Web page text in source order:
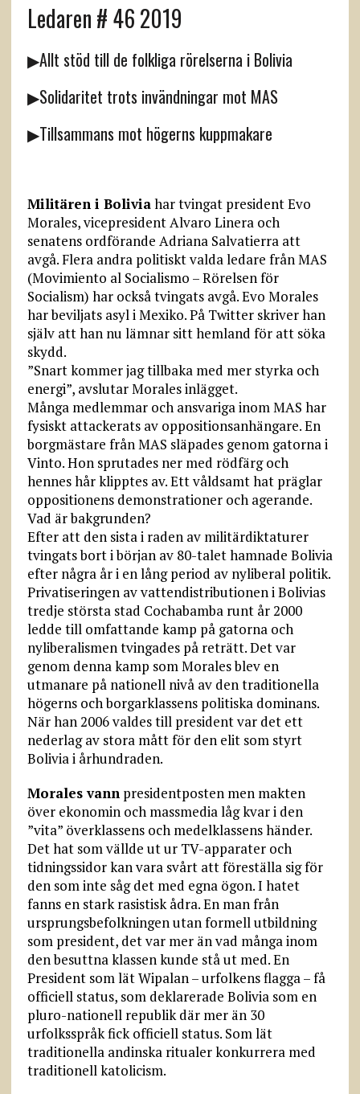
Ledaren # 46 2019
▶Allt stöd till de folkliga rörelserna i Bolivia
▶Solidaritet trots invändningar mot MAS
▶Tillsammans mot högerns kuppmakare
Militären i Boliviahar tvingat president Evo
Morales, vicepresident Alvaro Linera och
senatens ordförande Adriana Salvatierra att
avgå. Flera andra politiskt valda ledare från MAS
(Movimiento al Socialismo – Rörelsen för
Socialism) har också tvingats avgå. Evo Morales
har beviljats asyl i Mexiko. På Twitter skriver han
själv att han nu lämnar sitt hemland för att söka
skydd.
”Snart kommer jag tillbaka med mer styrka och
energi”, avslutar Morales inlägget.
Många medlemmar och ansvariga inom MAS har
fysiskt attackerats av oppositionsanhängare. En
borgmästare från MAS släpades genom gatorna i
Vinto. Hon sprutades ner med rödfärg och
hennes hår klipptes av. Ett våldsamt hat präglar
oppositionens demonstrationer och agerande.
Vad är bakgrunden?
Efter att den sista i raden av militärdiktaturer
tvingats bort i början av 80-talet hamnade Bolivia
efter några år i en lång period av nyliberal politik.
Privatiseringen av vattendistributionen i Bolivias
tredje största stad Cochabamba runt år 2000
ledde till omfattande kamp på gatorna och
nyliberalismen tvingades på reträtt. Det var
genom denna kamp som Morales blev en
utmanare på nationell nivå av den traditionella
högerns och borgarklassens politiska dominans.
När han 2006 valdes till president var det ett
nederlag av stora mått för den elit som styrt
Bolivia i århundraden.
Morales vannpresidentposten men makten
över ekonomin och massmedia låg kvar i den
”vita” överklassens och medelklassens händer.
Det hat som vällde ut ur TV-apparater och
tidningssidor kan vara svårt att föreställa sig för
den som inte såg det med egna ögon. I hatet
fanns en stark rasistisk ådra. En man från
ursprungsbefolkningen utan formell utbildning
som president, det var mer än vad många inom
den besuttna klassen kunde stå ut med. En
President som lät Wipalan – urfolkens flagga – få
officiell status, som deklarerade Bolivia som en
pluro-nationell republik där mer än 30
urfolksspråk fick officiell status. Som lät
traditionella andinska ritualer konkurrera med
traditionell katolicism.